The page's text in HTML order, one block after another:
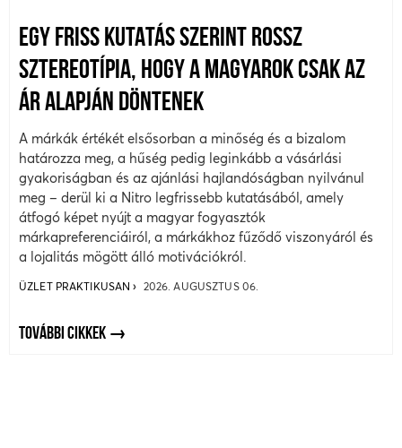
EGY FRISS KUTATÁS SZERINT ROSSZ
SZTEREOTÍPIA, HOGY A MAGYAROK CSAK AZ
ÁR ALAPJÁN DÖNTENEK
A márkák értékét elsősorban a minőség és a bizalom
határozza meg, a hűség pedig leginkább a vásárlási
gyakoriságban és az ajánlási hajlandóságban nyilvánul
meg – derül ki a Nitro legfrissebb kutatásából, amely
átfogó képet nyújt a magyar fogyasztók
márkapreferenciáiról, a márkákhoz fűződő viszonyáról és
a lojalitás mögött álló motivációkról.
ÜZLET PRAKTIKUSAN 2026. AUGUSZTUS 06.
TOVÁBBI CIKKEK